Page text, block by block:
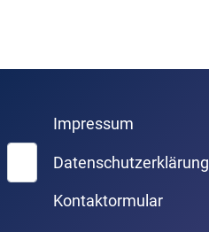
Suchen
Impressum
Datenschutzerklärung
Kontaktormular